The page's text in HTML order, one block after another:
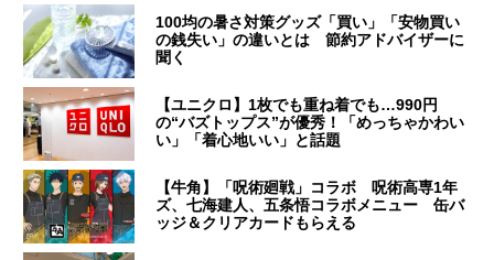
100均の暑さ対策グッズ「買い」「安物買い
の銭失い」の違いとは 節約アドバイザーに
聞く
【ユニクロ】1枚でも重ね着でも…990円
の“バズトップス”が優秀！「めっちゃかわい
い」「着心地いい」と話題
【牛角】「呪術廻戦」コラボ 呪術高専1年
ズ、七海建人、五条悟コラボメニュー 缶バ
ッジ＆クリアカードもらえる